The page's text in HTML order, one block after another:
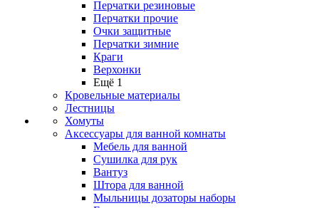
Перчатки резиновые
Перчатки прочие
Очки защитные
Перчатки зимние
Краги
Верхонки
Ещё 1
Кровельные материалы
Лестницы
Хомуты
Аксессуары для ванной комнаты
Мебель для ванной
Сушилка для рук
Вантуз
Штора для ванной
Мыльницы дозаторы наборы